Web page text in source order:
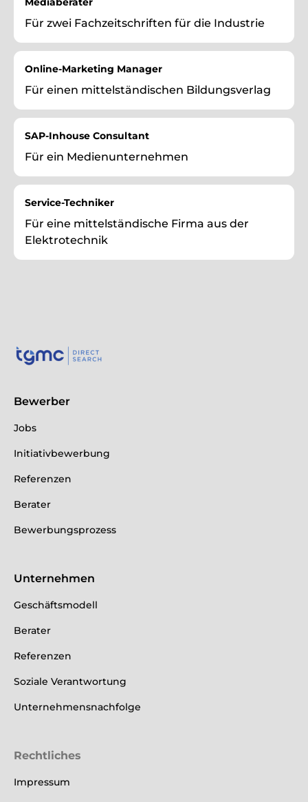
Für zwei Fachzeitschriften für die Industrie
Online-Marketing Manager
Für einen mittelständischen Bildungsverlag
SAP-Inhouse Consultant
Für ein Medienunternehmen
Service-Techniker
Für eine mittelständische Firma aus der
Elektrotechnik
Bewerber
Jobs
Initiativbewerbung
Referenzen
Berater
Bewerbungsprozess
Unternehmen
Geschäftsmodell
Berater
Referenzen
Soziale Verantwortung
Unternehmensnachfolge
Rechtliches
Impressum